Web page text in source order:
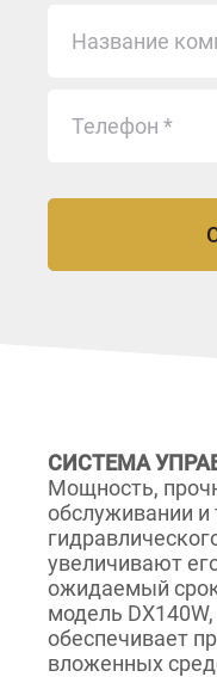
СИСТЕМА
Мощность,
обслуживании и
увеличивают
ожидаемый
модель
обеспечивает
вложенных